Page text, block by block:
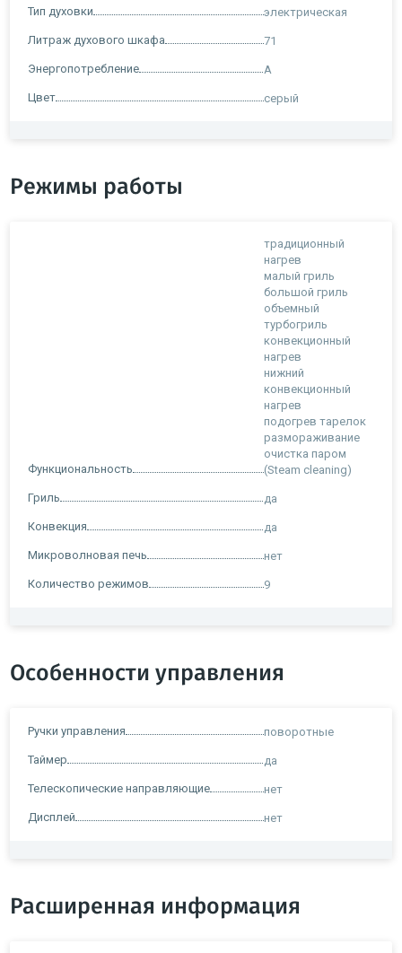
Тип духовки электрическая
Литраж духового шкафа 71
Энергопотребление A
Цвет серый
Режимы работы
Функциональность
традиционный
нагрев
малый гриль
большой гриль
объемный
турбогриль
конвекционный
нагрев
нижний
конвекционный
нагрев
подогрев тарелок
размораживание
очистка паром
(Steam cleaning)
Гриль да
Конвекция да
Микроволновая печь нет
Количество режимов 9
Особенности управления
Ручки управления поворотные
Таймер да
Телескопические направляющие нет
Дисплей нет
Расширенная информация